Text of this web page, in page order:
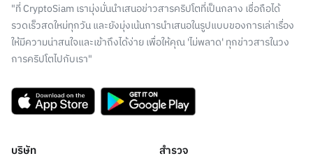
"ที่ CryptoSiam เรามุ่งมั่นนำเสนอข่าวสารคริปโตที่เป็นกลาง เชื่อถือได้
รวดเร็วสดใหม่ทุกวัน และยังมุ่งเน้นการนำเสนอในรูปแบบของการเล่าเรื่อง
ให้มีความน่าสนใจและเข้าถึงได้ง่าย เพื่อให้คุณ 'ไม่พลาด' ทุกข่าวสารในวง
การคริปโตไปกับเรา"
บริษัท สำรวจ